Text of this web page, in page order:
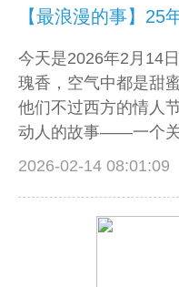
今天是2026年2月14
瑰香，空气中都是甜
他们不过西方的情人
动人的故事——一个
2026-02-14 08:01:09